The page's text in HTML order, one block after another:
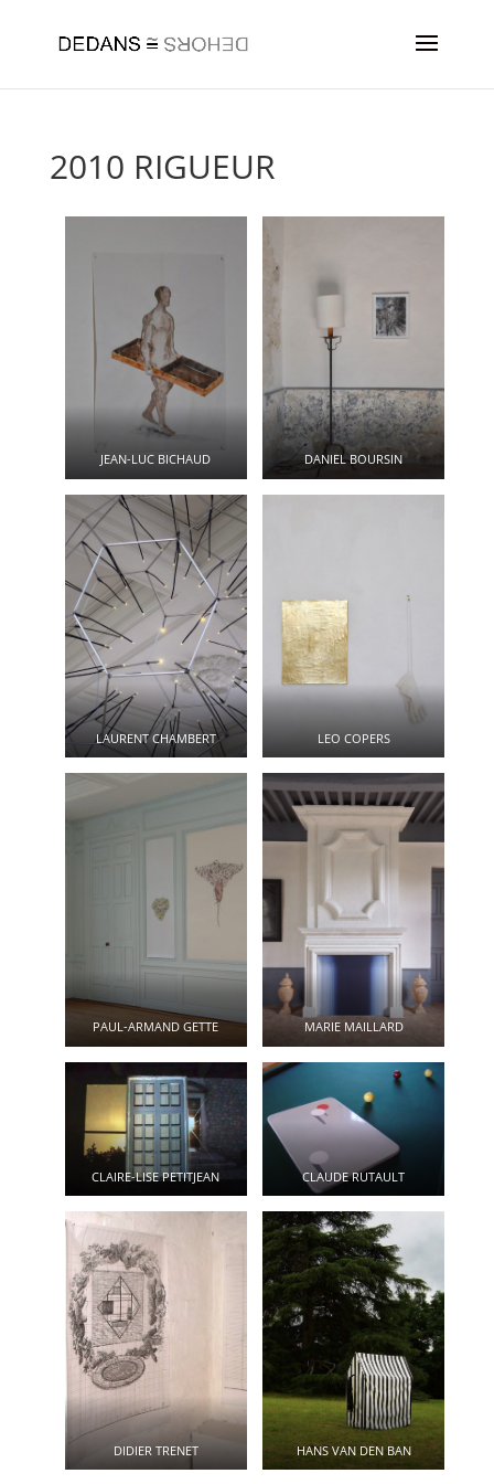
2010 RIGUEUR
JEAN-LUC BICHAUD DANIEL BOURSIN
LAURENT CHAMBERT LEO COPERS
PAUL-ARMAND GETTE MARIE MAILLARD
CLAIRE-LISE PETITJEAN CLAUDE RUTAULT
DIDIER TRENET HANS VAN DEN BAN